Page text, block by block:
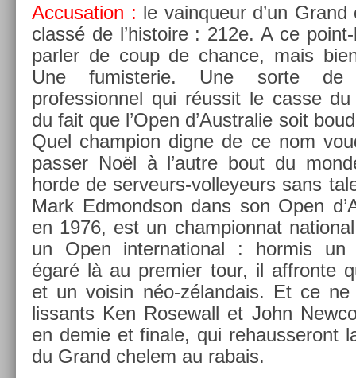
Ac­cusa­tion : le vain­queur d’un
classé de l’his­toire : 212e. A ce
parl­er de coup de chan­ce, mais
Une fumis­terie. Une sorte de
professionnel qui réussit le casse
du fait que l’Open d’Australie soit
Quel champ­ion digne de ce nom
pass­er Noël à l’autre bout du
horde de serveurs-volleyeurs sans
Mark Ed­mondson dans son Open
en 1976, est un cham­pion­nat
un Open in­ter­nation­al : hor­mis un
égaré là au pre­mi­er tour, il affron­te
et un voisin néo-zélandais. Et ce
lissants Ken Rosewall et John
en demie et fin­ale, qui re­haus­seront
du Grand chelem au rabais.